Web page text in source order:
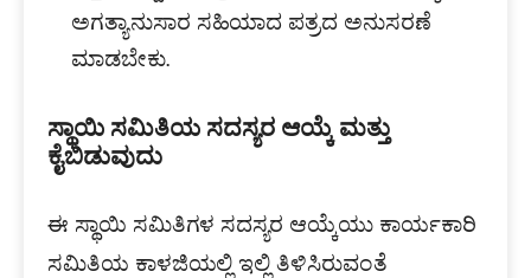
ಅಗತ್ಯಾನುಸಾರ ಸಹಿಯಾದ ಪತ್ರದ ಅನುಸರಣೆ
ಮಾಡಬೇಕು.
ಸ್ಥಾಯಿ ಸಮಿತಿಯ ಸದಸ್ಯರ ಆಯ್ಕೆ ಮತ್ತು
ಕೈಬಿಡುವುದು
ಈ ಸ್ಥಾಯಿ ಸಮಿತಿಗಳ ಸದಸ್ಯರ ಆಯ್ಕೆಯು ಕಾರ್ಯಕಾರಿ
ಸಮಿತಿಯ ಕಾಳಜಿಯಲ್ಲಿ ಇಲ್ಲಿ ತಿಳಿಸಿರುವಂತೆ